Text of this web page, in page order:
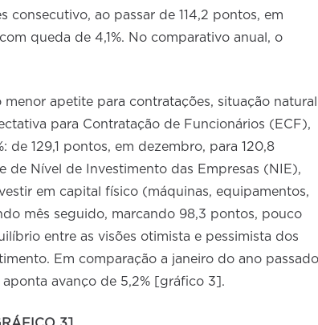
consecutivo, ao passar de 114,2 pontos, em
queda de 4,1%. No comparativo anual, o
apetite para contratações, situação natural
para Contratação de Funcionários (ECF),
129,1 pontos, em dezembro, para 120,8
de Nível de Investimento das Empresas (NIE),
em capital físico (máquinas, equipamentos,
mês seguido, marcando 98,3 pontos, pouco
entre as visões otimista e pessimista dos
Em comparação a janeiro do ano
avanço de 5,2% [gráfico 3].